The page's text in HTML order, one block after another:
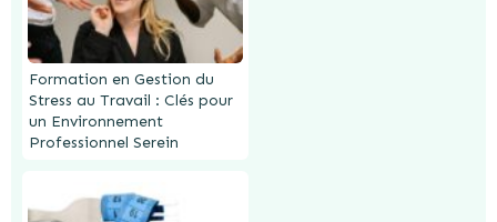
Formation en Gestion du
Stress au Travail : Clés pour
un Environnement
Professionnel Serein